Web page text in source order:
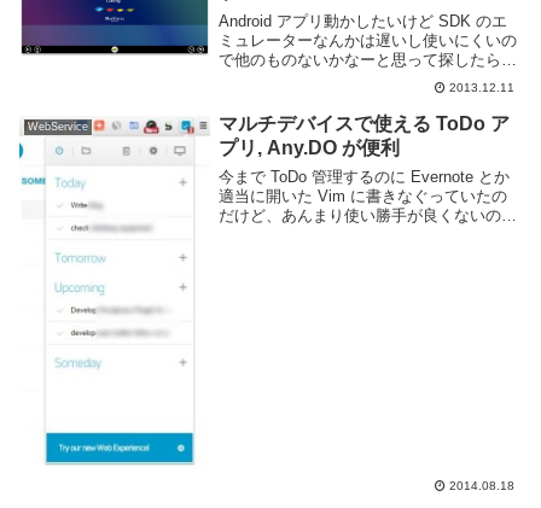
Android アプリ動かしたいけど SDK のエ
ミュレーターなんかは遅いし使いにくいの
で他のものないかなーと思って探したらや
っぱりあったのでメモ。BlueStacks とい
う Android アプリを Mac や Windows 上で
動か...
2013.12.11
WebService
マルチデバイスで使える ToDo ア
プリ, Any.DO が便利
今まで ToDo 管理するのに Evernote とか
適当に開いた Vim に書きなぐっていたの
だけど、あんまり使い勝手が良くないので
2014.08.18